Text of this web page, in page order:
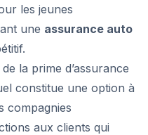
les jeunes
une assurance auto
la prime d’assurance
constitue une option à
compagnies
aux clients qui